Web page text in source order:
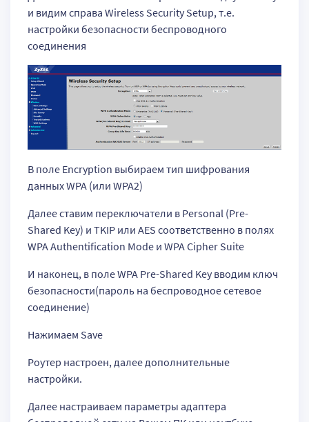
и видим справа Wireless Security Setup, т.е.
настройки безопасности беспроводного
соединения
В поле Encryption выбираем тип шифрования
данных WPA (или WPA2)
Далее ставим переключатели в Personal (Pre-
Shared Key) и TKIP или AES соответственно в полях
WPA Authentification Mode и WPA Cipher Suite
И наконец, в поле WPA Pre-Shared Key вводим ключ
безопасности(пароль на беспроводное сетевое
соединение)
Нажимаем Save
Роутер настроен, далее дополнительные
настройки.
Далее настраиваем параметры адаптера